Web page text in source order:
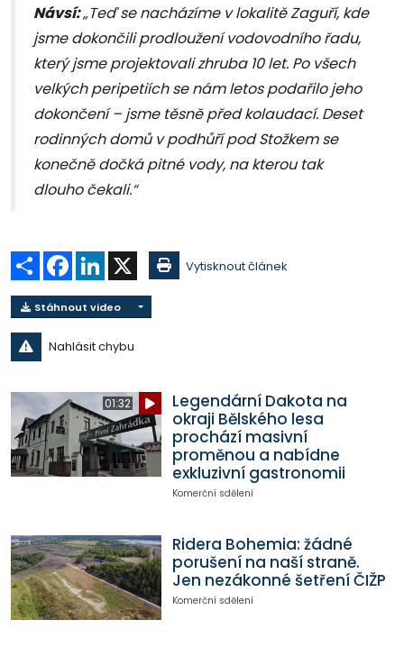
Návsí:„Teď se nacházíme v lokalitě Zaguří, kde
jsme dokončili prodloužení vodovodního řadu,
který jsme projektovali zhruba 10 let. Po všech
velkých peripetiích se nám letos podařilo jeho
dokončení – jsme těsně před kolaudací. Deset
rodinných domů v podhůří pod Stožkem se
konečně dočká pitné vody, na kterou tak
dlouho čekali.“
Sdílet Facebook
LinkedIn Vytisknout článek
Stáhnout video
Nahlásit chybu
01:32
Legendární Dakota na
okraji Bělského lesa
prochází masivní
proměnou a nabídne
exkluzivní gastronomii
Komerční sdělení
Ridera Bohemia: žádné
porušení na naší straně.
Jen nezákonné šetření ČIŽP
Komerční sdělení